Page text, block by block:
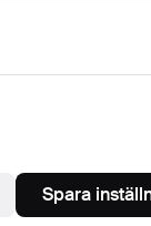
Spara